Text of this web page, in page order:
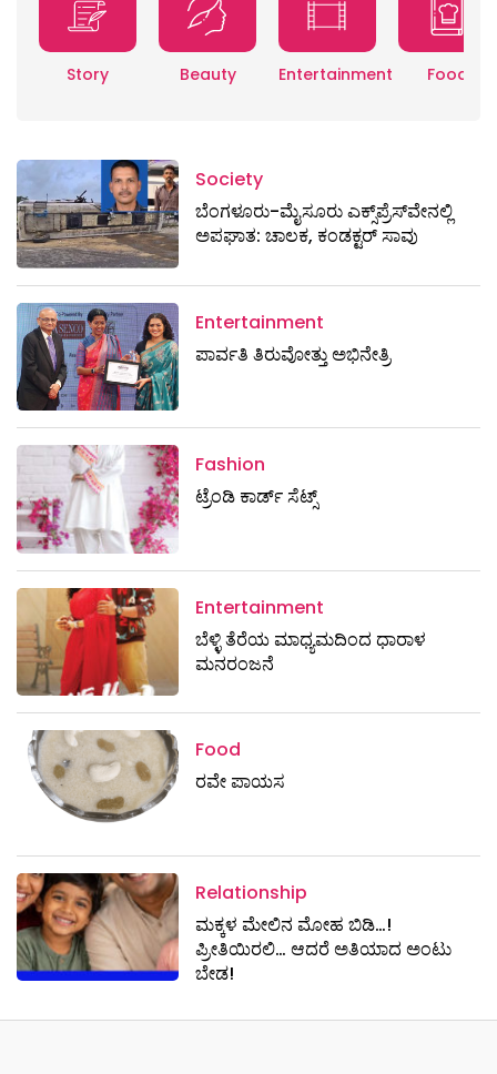
Story Beauty Entertainment Food
Society
ಬೆಂಗಳೂರು-ಮೈಸೂರು ಎಕ್ಸ್​ಪ್ರೆಸ್‌ವೇನಲ್ಲಿ
ಅಪಘಾತ: ಚಾಲಕ, ಕಂಡಕ್ಟರ್ ಸಾವು
Entertainment
ಪಾರ್ವತಿ ತಿರುವೋತ್ತು ಅಭಿನೇತ್ರಿ
Fashion
ಟ್ರೆಂಡಿ ಕಾರ್ಡ್‌ ಸೆಟ್ಸ್
Entertainment
ಬೆಳ್ಳಿ ತೆರೆಯ ಮಾಧ್ಯಮದಿಂದ ಧಾರಾಳ
ಮನರಂಜನೆ
Food
ರವೇ ಪಾಯಸ
Relationship
ಮಕ್ಕಳ ಮೇಲಿನ ಮೋಹ ಬಿಡಿ…!
ಪ್ರೀತಿಯಿರಲಿ… ಆದರೆ ಅತಿಯಾದ ಅಂಟು
ಬೇಡ!